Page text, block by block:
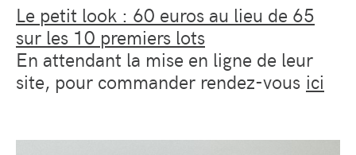
Le petit look : 60 euros au lieu de 65
sur les 10 premiers lots
En attendant la mise en ligne de leur
site, pour commander rendez-vous ici